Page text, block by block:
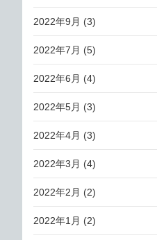
2022年9月 (3)
2022年7月 (5)
2022年6月 (4)
2022年5月 (3)
2022年4月 (3)
2022年3月 (4)
2022年2月 (2)
2022年1月 (2)